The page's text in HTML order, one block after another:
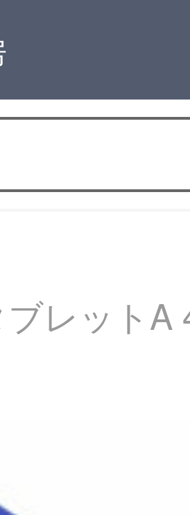
レットA